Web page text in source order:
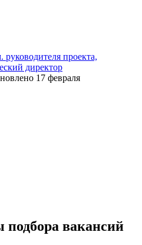
руководителя проекта,
директор
17 февраля
вакансий